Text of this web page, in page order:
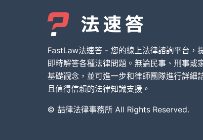
債務與債權
刑事犯罪案件
其他案件類型
債務與債權
刑事犯罪案件
其他案件類型
FastLaw法速答 - 您的線上法律諮詢平台，
即時解答各種法律問題。無論民事、刑事或
基礎觀念，並可進一步和律師團隊進行詳細
且值得信賴的法律知識支援。
© 喆律法律事務所 All Rights Reserved.